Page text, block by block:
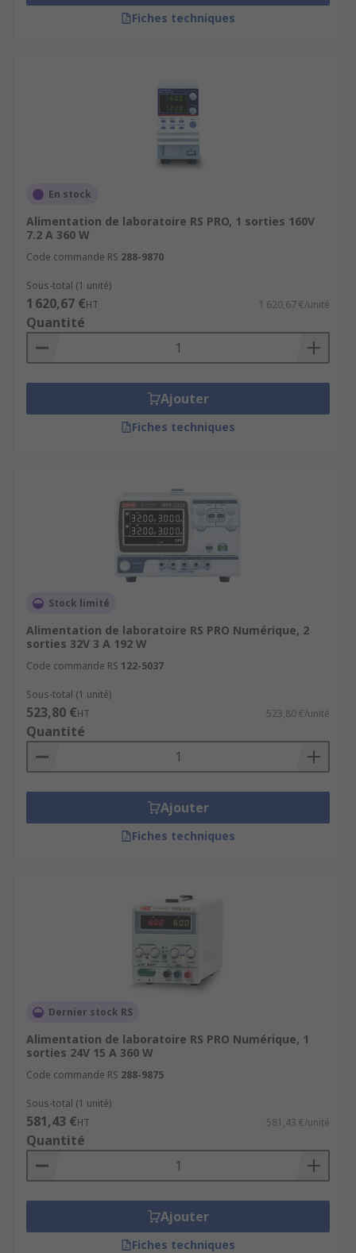
Fiches techniques
En stock
Alimentation de laboratoire RS PRO, 1 sorties 160V
7.2 A 360 W
Code commande RS 288-9870
Sous-total (1 unité)
1 620,67 €HT 1 620,67 €/unité
Quantité
Ajouter
Fiches techniques
Stock limité
Alimentation de laboratoire RS PRO Numérique, 2
sorties 32V 3 A 192 W
Code commande RS 122-5037
Sous-total (1 unité)
523,80 €HT 523,80 €/unité
Quantité
Ajouter
Fiches techniques
Dernier stock RS
Alimentation de laboratoire RS PRO Numérique, 1
sorties 24V 15 A 360 W
Code commande RS 288-9875
Sous-total (1 unité)
581,43 €HT 581,43 €/unité
Quantité
Ajouter
Fiches techniques